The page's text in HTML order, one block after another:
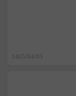
1405/04/05